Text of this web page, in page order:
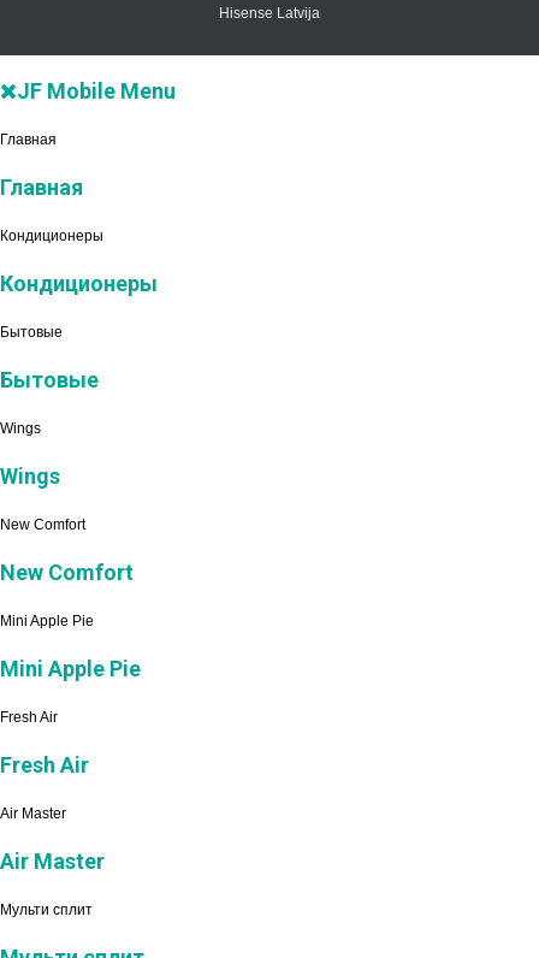
Hisense Latvija
JF Mobile Menu
Главная
Главная
Кондиционеры
Кондиционеры
Бытовые
Бытовые
Wings
Wings
New Comfort
New Comfort
Mini Apple Pie
Mini Apple Pie
Fresh Air
Fresh Air
Air Master
Air Master
Мульти сплит